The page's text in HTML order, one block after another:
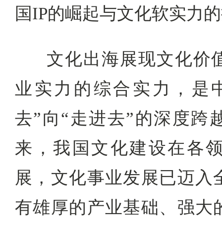
国IP的崛起与文化软实力
文化出海展现文化价
业实力的综合实力，是
去”向“走进去”的深度跨
来，我国文化建设在各
展，文化事业发展已迈入
有雄厚的产业基础、强大